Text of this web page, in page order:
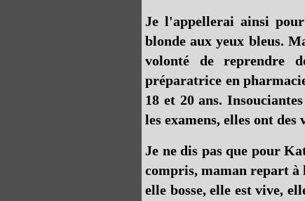
Je l'appellerai ainsi
blonde aux yeux bleus.
volonté de reprendre
préparatrice en
18 et 20 ans.
les examens, elles ont des
Je ne dis pas que pour
compris, maman repart à
elle bosse, elle est vive,